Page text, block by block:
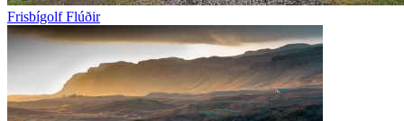
Frisbígolf Flúðir